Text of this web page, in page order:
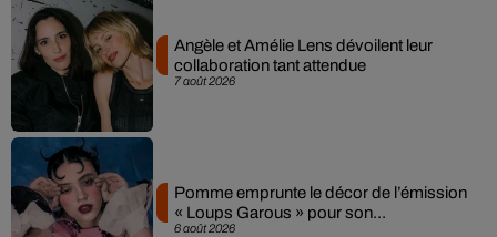
7 août 2026
Angèle et Amélie Lens dévoilent leur
collaboration tant attendue
6 août 2026
Pomme emprunte le décor de l’émission
« Loups Garous » pour son...